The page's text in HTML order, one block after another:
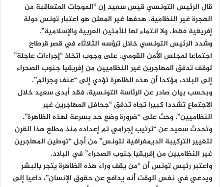
قال الرئيس التونسي قيس سعيد إن “الموجات المتعاقبة من
الهجرة غير النظامية، هدفها غير المعلن هو اعتبار تونس دولة
إفريقية فقط، ولا انتماء لها للأمتين العربية والإسلامية”.
وشدد الرئيس التونسي خلال ترؤسه الثلاثاء في قصر قرطاج
اجتماعا لمجلس الأمن القومي، على وجوب اتخاذ “إجراءات عاجلة”
لوقف تدفق المهاجرين غير النظاميين من إفريقيا جنوب الصحراء
إلى البلاد، مؤكدا أن هذه الظاهرة تؤدي إلى “عنف وجرائم”.
وبحسب بيان صادر عن الرئاسة التونسية، فقد أبدى سعيد خلال
الاجتماع تشددا كبيرا تجاه تدفق “جحافل المهاجرين غير
النظاميين”، وحث على “ضرورة وضع حد بسرعة لهذه الظاهرة”.
وتحدث سعيد عن “ترتيب إجرامي تم إعداده منذ مطلع هذا القرن
لتغيير التركيبة الديمغرافية لتونس” من أجل “توطين المهاجرين
غير النظاميين من إفريقيا جنوب الصحراء” في البلاد.
واعتبر رئيس تونس أن “من يقف وراء هذه الظاهرة يتجر بالبشر
ويدعي في نفس الوقت أنه يدافع عن حقوق الإنسان”، داعيا إلى